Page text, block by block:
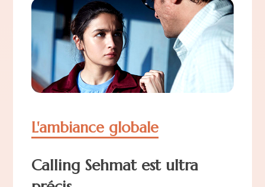
L'ambiance globale
Calling Sehmat est ultra